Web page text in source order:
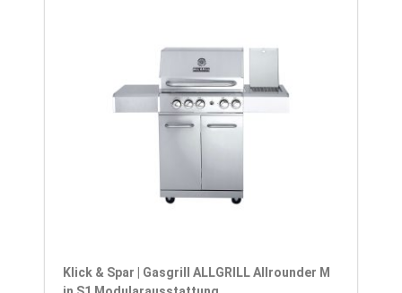
Klick & Spar | Gasgrill ALLGRILL Allrounder M